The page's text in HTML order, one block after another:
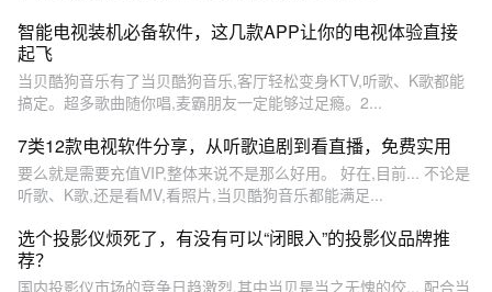
智能电视装机必备软件，这几款APP让你的电视体验直接
起飞
当贝酷狗音乐有了当贝酷狗音乐,客厅轻松变身KTV,听歌、K歌都能
搞定。超多歌曲随你唱,麦霸朋友一定能够过足瘾。2...
7类12款电视软件分享，从听歌追剧到看直播，免费实用
要么就是需要充值VIP,整体来说不是那么好用。 好在,目前... 不论是
听歌、K歌,还是看MV,看照片,当贝酷狗音乐都能满足...
选个投影仪烦死了，有没有可以“闭眼入”的投影仪品牌推
荐？
国内投影仪市场的竞争日趋激烈,其中当贝是当之无愧的佼... 配合当